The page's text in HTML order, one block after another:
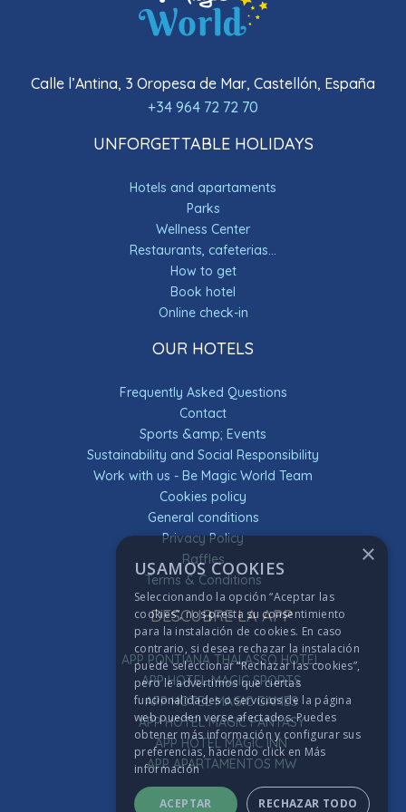
Calle l’Antina, 3 Oropesa de Mar, Castellón, España
+34 964 72 72 70
UNFORGETTABLE HOLIDAYS
Hotels and apartaments
Parks
Wellness Center
Restaurants, cafeterias...
How to get
Book hotel
Online check-in
OUR HOTELS
Frequently Asked Questions
Contact
Sports &amp; Events
Sustainability and Social Responsibility
Work with us - Be Magic World Team
Cookies policy
General conditions
Privacy Policy
Raffles
Terms & Conditions
DESCUBRE LA APP
APP PONTIANA THALASSO HOTEL
APP HOTEL MAGIC SPORTS
APP HOTEL MAGIC GAMES
APP HOTEL MAGIC FANTASY
APP HOTEL MAGIC INN
APP APARTAMENTOS MW
×
USAMOS COOKIES
Seleccionando la opción “Aceptar las
cookies”, nos presta su consentimiento
para la instalación de cookies. En caso
contrario, si desea rechazar la instalación
puede seleccionar “Rechazar las cookies”,
pero le advertimos que ciertas
funcionalidades o servicios de la página
web pueden verse afectados. Puedes
obtener más información y configurar sus
preferencias, haciendo click en Más
información
ACEPTAR RECHAZAR TODO